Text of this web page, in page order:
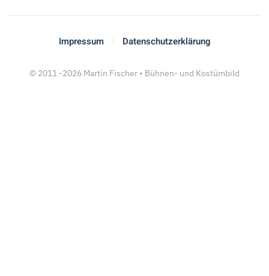
Impressum Datenschutzerklärung
© 2011 -2026 Martin Fischer • Bühnen- und Kostümbild